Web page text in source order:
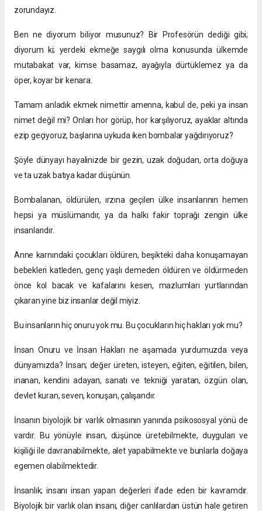
zorundayız.
Ben ne diyorum biliyor musunuz? Bir Profesörün dediği gibi;
diyorum ki; yerdeki ekmeğe saygılı olma konusunda ülkemde
mutabakat var, kimse basamaz, ayağıyla dürtüklemez ya da
öper, koyar bir kenara.
Tamam anladık ekmek nimettir amenna, kabul de, peki ya insan
nimet değil mi? Onları hor görüp, hor karşılıyoruz, ayaklar altında
ezip geçiyoruz, başlarına uykuda iken bombalar yağdırıyoruz?
Şöyle dünyayı hayalinizde bir gezin, uzak doğudan, orta doğuya
ve ta uzak batıya kadar düşünün.
Bombalanan, öldürülen, ırzına geçilen ülke insanlarının hemen
hepsi ya müslümandır, ya da halkı fakir toprağı zengin ülke
insanlarıdır.
Anne karnındaki çocukları öldüren, beşikteki daha konuşamayan
bebekleri katleden, genç yaşlı demeden öldüren ve öldürmeden
önce kol bacak ve kafalarını kesen, mazlumları yurtlarından
çıkaran yine biz insanlar değil miyiz.
Bu insanların hiç onuru yok mu. Bu çocukların hiç hakları yok mu?
İnsan Onuru ve İnsan Hakları ne aşamada yurdumuzda veya
dünyamızda? İnsan; değer üreten, isteyen, eğiten, eğitilen, bilen,
inanan, kendini adayan, sanatı ve tekniği yaratan, özgün olan,
devlet kuran, seven, konuşan, çalışandır.
İnsanın biyolojik bir varlık olmasının yanında psikososyal yönü de
vardır. Bu yönüyle insan, düşünce üretebilmekte, duyguları ve
kişiliği ile davranabilmekte, alet yapabilmekte ve bunlarla doğaya
egemen olabilmektedir.
İnsanlık; insanı insan yapan değerleri ifade eden bir kavramdır.
Biyolojik bir varlık olan insanı, diğer canlılardan üstün hale getiren